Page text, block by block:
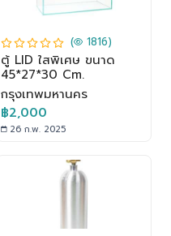
( 1816)
ตู้ LID ใสพิเศษ ขนาด
45*27*30 Cm.
กรุงเทพมหานคร
฿2,000
26 ก.พ. 2025